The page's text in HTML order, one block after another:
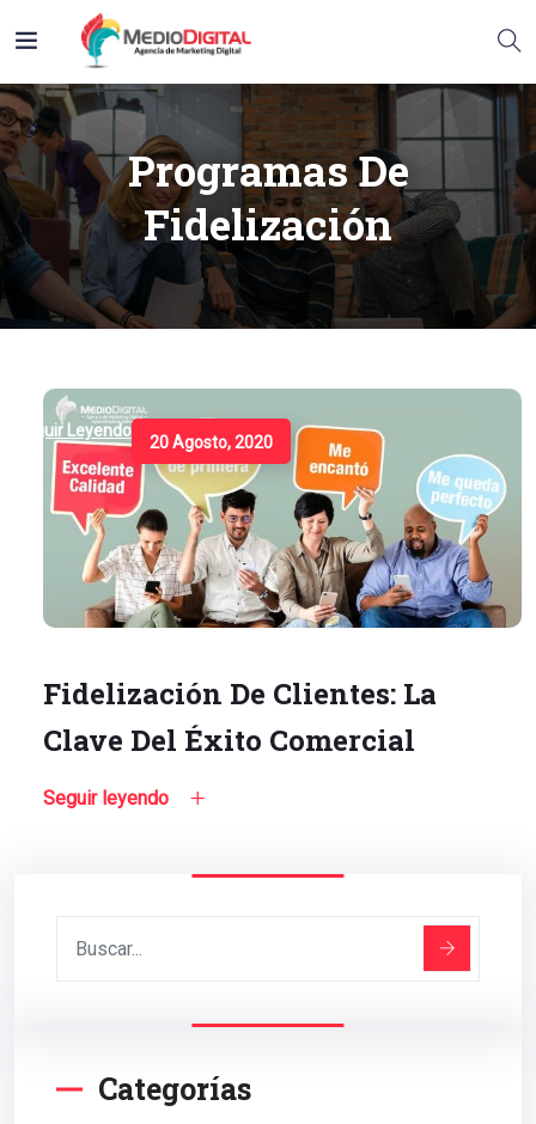
Programas De
Fidelización
Seguir Leyendo
20 Agosto, 2020
Fidelización De Clientes: La
Clave Del Éxito Comercial
Seguir leyendo
Categorías